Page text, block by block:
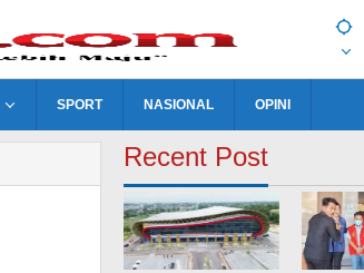
SPORT NASIONAL OPINI
Recent Post